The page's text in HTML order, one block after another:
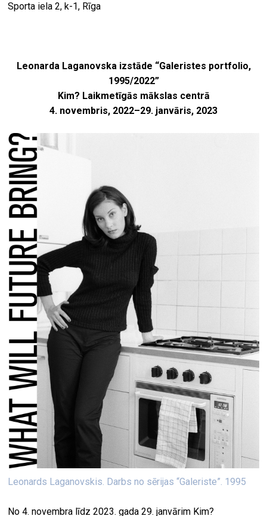
Sporta iela 2, k-1, Rīga
Leonarda Laganovska izstāde “Galeristes portfolio,
1995/2022”
Kim? Laikmetīgās mākslas centrā
4. novembris, 2022–29. janvāris, 2023
Leonards Laganovskis. Darbs no sērijas “Galeriste”. 1995
No 4. novembra līdz 2023. gada 29. janvārim Kim?